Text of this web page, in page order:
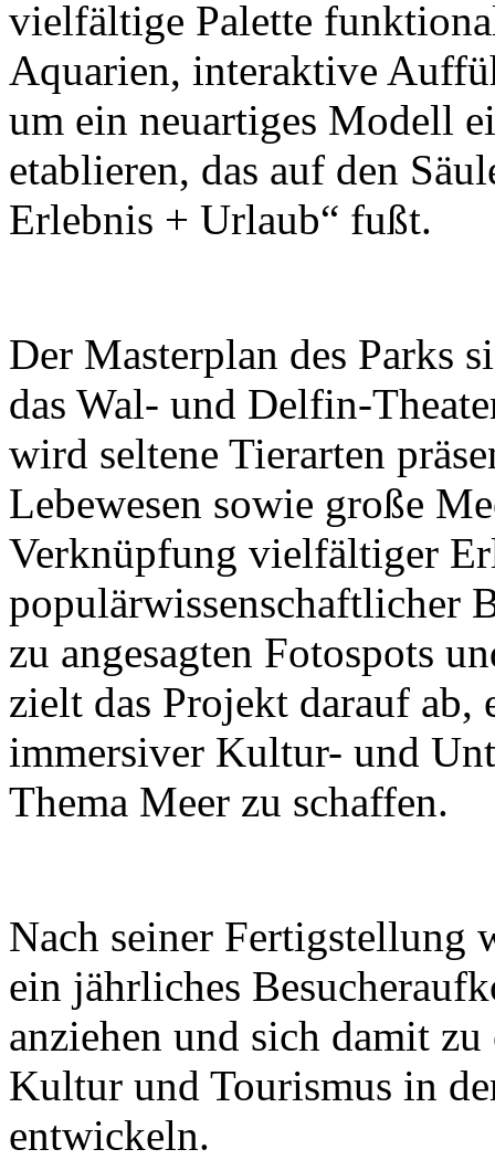
vielfältige Palette
Aquarien, interaktive
um ein neuartiges Modell
etablieren, das auf den
Erlebnis + Urlaub“ fußt.
Der Masterplan des Parks
das Wal- und Delfin-
wird seltene Tierarten
Lebewesen sowie große
Verknüpfung vielfältiger
populärwissenschaftlicher
zu angesagten Fotospots
zielt das Projekt darauf
immersiver Kultur- und
Thema Meer zu schaffen.
Nach seiner Fertigstellung
ein jährliches
anziehen und sich damit
Kultur und Tourismus in
entwickeln.